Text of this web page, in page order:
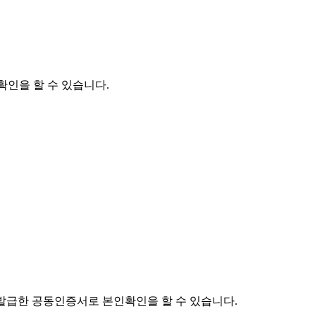
인을 할 수 있습니다.
급한 공동인증서로 본인확인을 할 수 있습니다.